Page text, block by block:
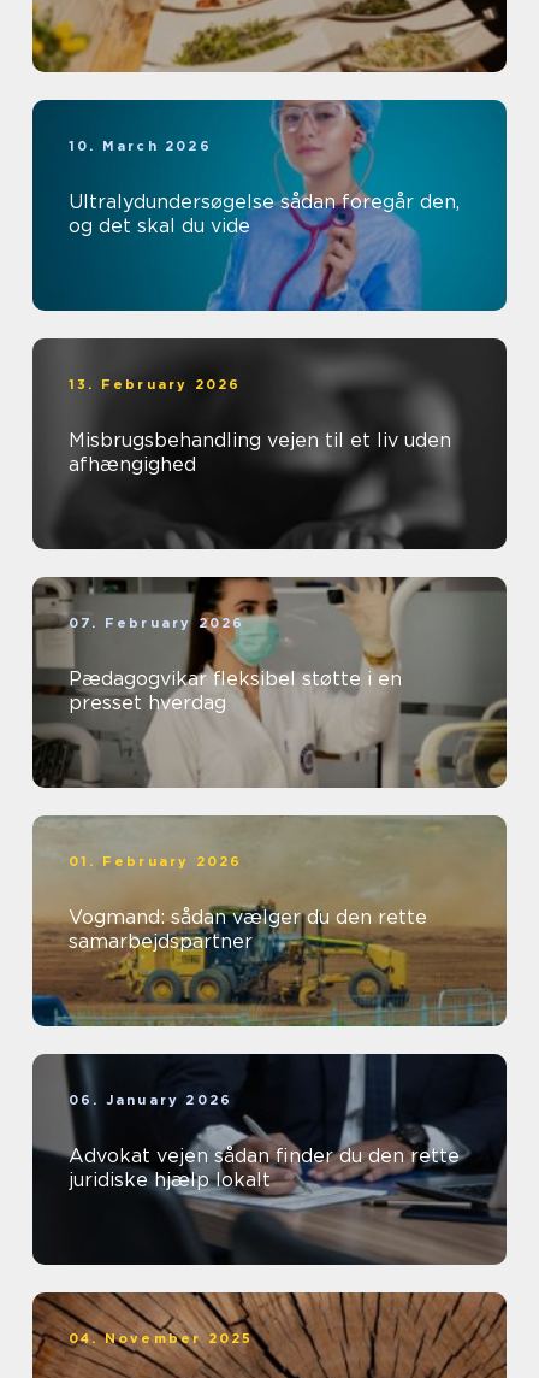
10. March 2026
Ultralydundersøgelse sådan foregår den,
og det skal du vide
13. February 2026
Misbrugsbehandling vejen til et liv uden
afhængighed
07. February 2026
Pædagogvikar fleksibel støtte i en
presset hverdag
01. February 2026
Vogmand: sådan vælger du den rette
samarbejdspartner
06. January 2026
Advokat vejen sådan finder du den rette
juridiske hjælp lokalt
04. November 2025